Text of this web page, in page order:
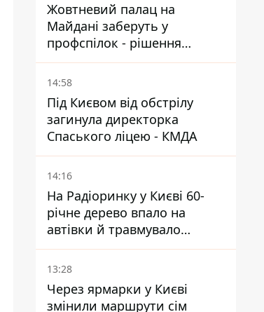
Жовтневий палац на
Майдані заберуть у
профспілок - рішення
Господарського суду
14:58
Під Києвом від обстрілу
загинула директорка
Спаського ліцею - КМДА
14:16
На Радіоринку у Києві 60-
річне дерево впало на
автівки й травмувало
людину - подробиці
13:28
Через ярмарки у Києві
змінили маршрути сім